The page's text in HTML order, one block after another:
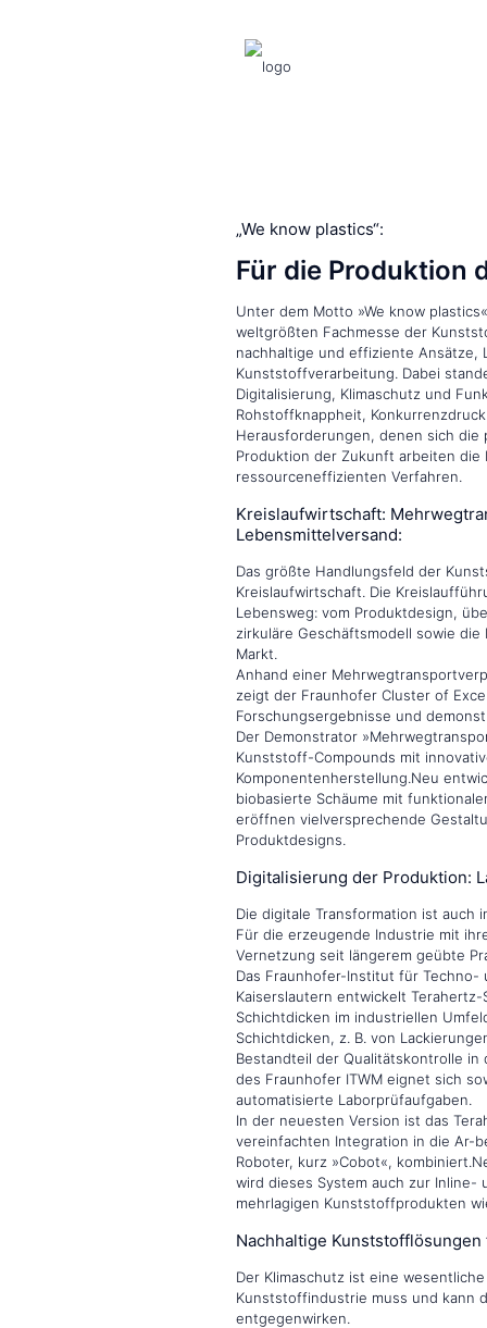
„We know plastics“:
Für die Produktion
Unter dem Motto »We know
weltgrößten Fachmesse der
nachhaltige und effiziente Ansätze,
Kunststoffverarbeitung. Dabei
Digitalisierung, Klimaschutz und
Rohstoffknappheit,
Herausforderungen, denen sich
Produktion der Zukunft arbeiten
ressourceneffizienten Verfahren.
Kreislaufwirtschaft:
Lebensmittelversand:
Das größte Handlungsfeld der
Kreislaufwirtschaft. Die
Lebensweg: vom Produktdesign,
zirkuläre Geschäftsmodell sowie
Markt.
Anhand einer
zeigt der Fraunhofer Cluster of
Forschungsergebnisse und
Der Demonstrator
Kunststoff-Compounds mit
Komponentenherstellung.Neu
biobasierte Schäume mit
eröffnen vielversprechende
Produktdesigns.
Digitalisierung der Produktion:
Die digitale Transformation ist auch
Für die erzeugende Industrie mit
Vernetzung seit längerem geübte
Das Fraunhofer-Institut für Techno-
Kaiserslautern entwickelt
Schichtdicken im industriellen
Schichtdicken, z. B. von
Bestandteil der Qualitätskontrolle
des Fraunhofer ITWM eignet sich
automatisierte Laborprüfaufgaben.
In der neuesten Version ist das
vereinfachten Integration in die Ar-
Roboter, kurz »Cobot«,
wird dieses System auch zur
mehrlagigen Kunststoffprodukten
Nachhaltige
Der Klimaschutz ist eine
Kunststoffindustrie muss und kann
entgegenwirken.